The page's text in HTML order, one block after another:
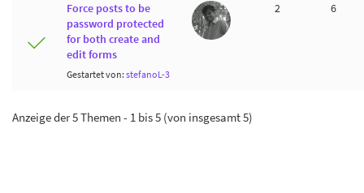
Force posts to be
password protected
for both create and
edit forms
Gestartet von: stefanoL-3
2 6
Anzeige der 5 Themen - 1 bis 5 (von insgesamt 5)